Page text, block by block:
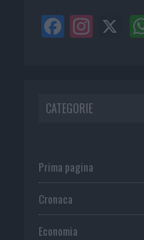
CATEGORIE
Prima pagina
Cronaca
Economia